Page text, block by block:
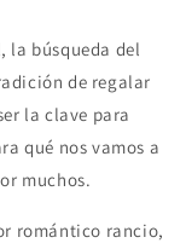
la búsqueda del
de regalar
la clave para
qué nos vamos a
muchos.
romántico rancio,